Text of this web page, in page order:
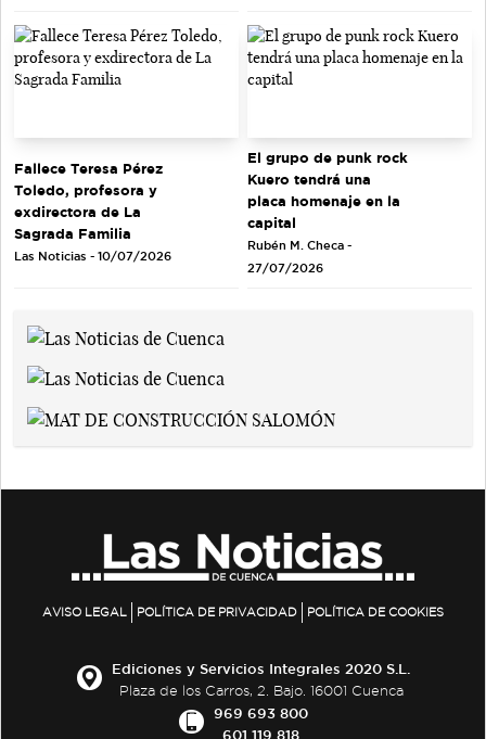
Fallece Teresa Pérez
Toledo, profesora y
exdirectora de La
Sagrada Familia
Las Noticias - 10/07/2026
El grupo de punk rock
Kuero tendrá una
placa homenaje en la
capital
Rubén M. Checa -
27/07/2026
AVISO LEGAL POLÍTICA DE PRIVACIDAD POLÍTICA DE COOKIES
Ediciones y Servicios Integrales 2020 S.L.
Plaza de los Carros, 2. Bajo. 16001 Cuenca
969 693 800
601 119 818